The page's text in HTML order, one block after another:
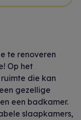
te renoveren
Op het
die kan
gezellige
een badkamer.
slaapkamers,